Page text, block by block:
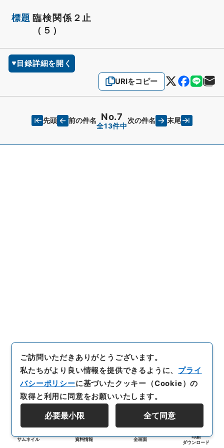
標題 臨検関係２止
（５）
目録詳細を開く
URIをコピー
先頭 前の件名 No.7
全13件中
次の件名 末尾
サムネイル 資料情報 全画面
印刷
ダウンロード
ご訪問いただきありがとうございます。
私たちがより良い情報を提供できるように、 プライ
バシーポリシーに基づいたクッキー（Cookie）の
取得と利用に同意をお願いいたします。
必要最小限 全て同意